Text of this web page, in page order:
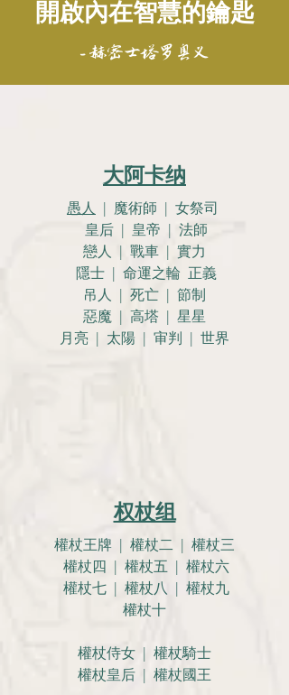
開啟內在智慧的鑰匙
- 赫密士塔罗奥义
大阿卡纳
愚人 | 魔術師 | 女祭司
皇后 | 皇帝 | 法師
戀人 | 戰車 | 實力
隱士 | 命運之輪 正義
吊人 | 死亡 | 節制
惡魔 | 高塔 | 星星
月亮 | 太陽 | 审判 | 世界
权杖组
權杖王牌 | 權杖二 | 權杖三
權杖四 | 權杖五 | 權杖六
權杖七 | 權杖八 | 權杖九
權杖十
權杖侍女 | 權杖騎士
權杖皇后 | 權杖國王